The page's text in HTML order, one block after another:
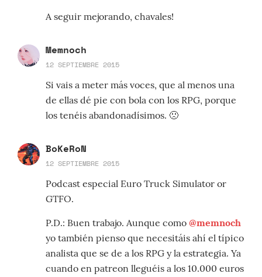
A seguir mejorando, chavales!
Memnoch
12 SEPTIEMBRE 2015
Si vais a meter más voces, que al menos una
de ellas dé pie con bola con los RPG, porque
los tenéis abandonadísimos. 🙁
BoKeRoN
12 SEPTIEMBRE 2015
Podcast especial Euro Truck Simulator or
GTFO.
P.D.: Buen trabajo. Aunque como @memnoch
yo también pienso que necesitáis ahí el típico
analista que se de a los RPG y la estrategia. Ya
cuando en patreon lleguéis a los 10.000 euros